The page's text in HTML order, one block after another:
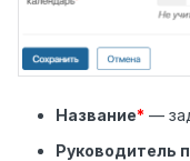
Название* —
Руководитель